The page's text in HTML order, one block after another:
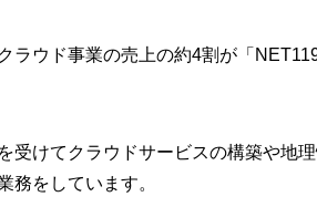
ラウド事業の売上の約4割が「
受けてクラウドサービスの構築や地
務をしています。